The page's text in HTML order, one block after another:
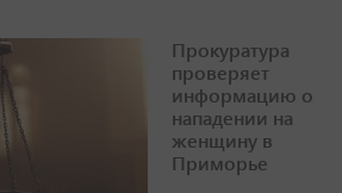
Прокуратура
проверяет
информацию о
нападении на
женщину в
Приморье